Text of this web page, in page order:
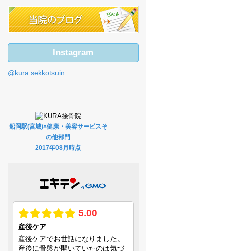
Instagram
@kura.sekkotsuin
船岡駅(宮城)×健康・美容サービスそ
の他部門
2017年08月時点